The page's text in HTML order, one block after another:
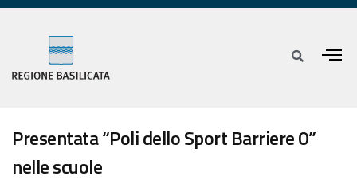
Presentata “Poli dello Sport Barriere 0”
nelle scuole